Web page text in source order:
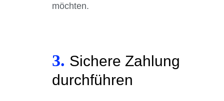
möchten.
3. Sichere Zahlung
durchführen